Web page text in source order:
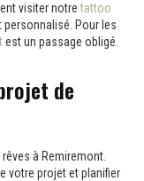
visiter notretattoo
Pour les
est un passage obligé.
de
à Remiremont.
votre projet et planifier